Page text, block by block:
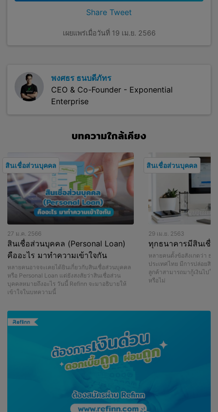
Share Tweet
เผยแพร่เมื่อวันที่ 19 เม.ย. 2566
พงศธร ธนบดีภัทร
CEO & Co-Founder - Exponential
Enterprise
บทความใกล้เคียง
สินเชื่อส่วนบุคคล
27 ม.ค. 2566
สินเชื่อส่วนบุคคล (Personal Loan)
คืออะไร มาทำความเข้าใจกัน
หลายคนอาจจะเคยได้ยินเกี่ยวกับสินเชื่อส่วนบุคคล
หรือ Personal Loan แต่ยังสงสัยว่าสินเชื่อส่วน
บุคคลหมายถึงอะไร วันนี้ Refinn จะมาอธิบายให้
เข้าใจในบทความนี้
สินเชื่อส่วนบุคคล
29 เม.ย. 2563
ทุกธนาคารมีสินเชื่
หลายคนตั้งข้อสังเกตว่า ธ
ประเทศไทย มีการปล่อยสิน
ลูกค้าสามารถมากู้เงินไปใช้
หรือไม่